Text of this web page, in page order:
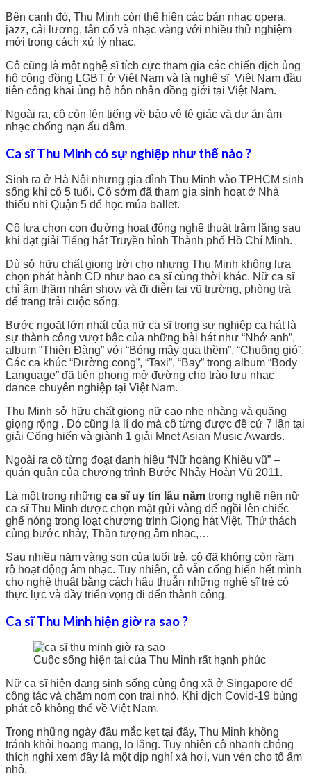
Bên cạnh đó, Thu Minh còn thể hiện các bản nhạc opera,
jazz, cải lương, tân cổ và nhạc vàng với nhiều thử nghiệm
mới trong cách xử lý nhạc.
Cô cũng là một nghệ sĩ tích cực tham gia các chiến dịch ủng
hộ cộng đồng LGBT ở Việt Nam và là nghệ sĩ Việt Nam đầu
tiên công khai ủng hộ hôn nhân đồng giới tại Việt Nam.
Ngoài ra, cô còn lên tiếng về bảo vệ tê giác và dự án âm
nhạc chống nạn ấu dâm.
Ca sĩ Thu Minh có sự nghiệp như thế nào ?
Sinh ra ở Hà Nội nhưng gia đình Thu Minh vào TPHCM sinh
sống khi cô 5 tuổi. Cô sớm đã tham gia sinh hoạt ở Nhà
thiếu nhi Quận 5 để học múa ballet.
Cô lựa chọn con đường hoạt động nghệ thuật trầm lặng sau
khi đạt giải Tiếng hát Truyền hình Thành phố Hồ Chí Minh.
Dù sở hữu chất giọng trời cho nhưng Thu Minh không lựa
chọn phát hành CD như bao ca sĩ cùng thời khác. Nữ ca sĩ
chỉ âm thầm nhận show và đi diễn tại vũ trường, phòng trà
để trang trải cuộc sống.
Bước ngoặt lớn nhất của nữ ca sĩ trong sự nghiệp ca hát là
sự thành công vượt bậc của những bài hát như “Nhớ anh”,
album “Thiên Đàng” với “Bóng mây qua thềm”, “Chuông gió”.
Các ca khúc “Đường cong”, “Taxi”, “Bay” trong album “Body
Language” đã tiên phong mở đường cho trào lưu nhạc
dance chuyên nghiệp tại Việt Nam.
Thu Minh sở hữu chất giọng nữ cao nhẹ nhàng và quãng
giọng rộng . Đó cũng là lí do mà cô từng được đề cử 7 lần tại
giải Cống hiến và giành 1 giải Mnet Asian Music Awards.
Ngoài ra cô từng đoạt danh hiệu “Nữ hoàng Khiêu vũ” –
quán quân của chương trình Bước Nhảy Hoàn Vũ 2011.
Là một trong những ca sĩ uy tín lâu năm trong nghề nên nữ
ca sĩ Thu Minh được chọn mặt gửi vàng để ngồi lên chiếc
ghế nóng trong loạt chương trình Giọng hát Việt, Thử thách
cùng bước nhảy, Thần tượng âm nhạc,…
Sau nhiều năm vàng son của tuổi trẻ, cô đã không còn rầm
rộ hoạt động âm nhạc. Tuy nhiên, cô vẫn cống hiến hết mình
cho nghệ thuật bằng cách hậu thuẫn những nghệ sĩ trẻ có
thực lực và đầy triển vọng đi đến thành công.
Ca sĩ Thu Minh hiện giờ ra sao ?
Cuộc sống hiện tai của Thu Minh rất hạnh phúc
Nữ ca sĩ hiện đang sinh sống cùng ông xã ở Singapore để
công tác và chăm nom con trai nhỏ. Khi dịch Covid-19 bùng
phát cô không thể về Việt Nam.
Trong những ngày đầu mắc kẹt tại đây, Thu Minh không
tránh khỏi hoang mang, lo lắng. Tuy nhiên cô nhanh chóng
thích nghi xem đây là một dịp nghỉ xả hơi, vun vén cho tổ ấm
nhỏ.